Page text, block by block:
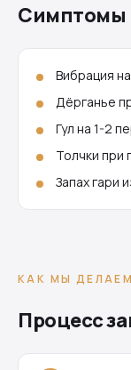
Симптомы
Вибрация
Дёрганье
Гул на 1-2
Толчки при
Запах гари
КАК МЫ ДЕЛАЕМ
Процесс